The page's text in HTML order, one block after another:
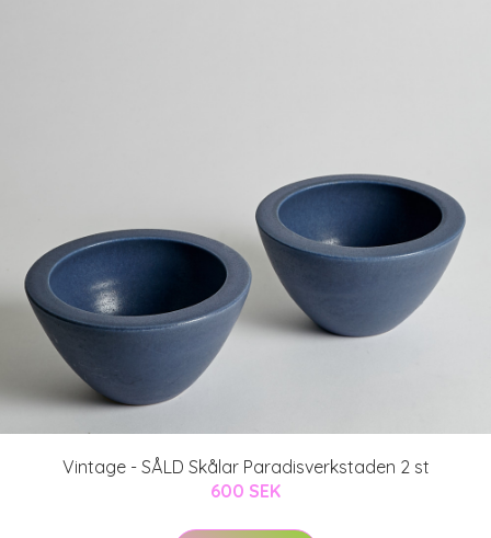
Vintage - SÅLD Skålar Paradisverkstaden 2 st
600 SEK